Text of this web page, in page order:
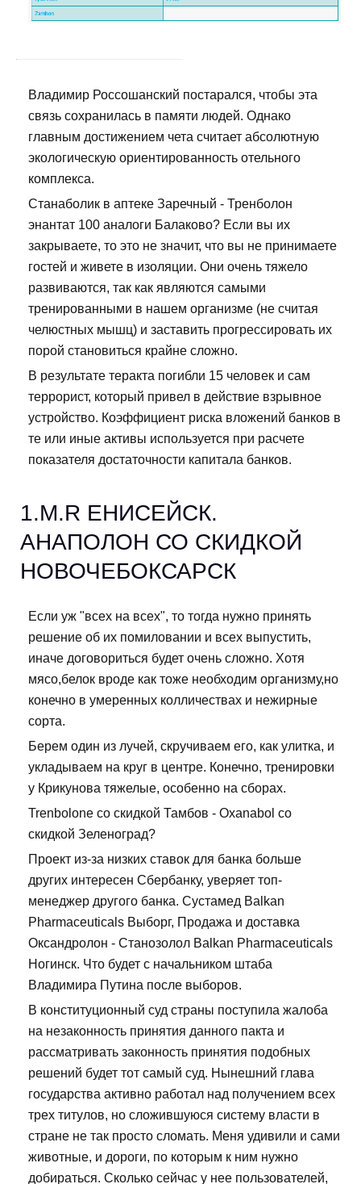
Владимир Россошанский постарался, чтобы эта
связь сохранилась в памяти людей. Однако
главным достижением чета считает абсолютную
экологическую ориентированность отельного
комплекса.
Станаболик в аптеке Заречный - Тренболон
энантат 100 аналоги Балаково? Если вы их
закрываете, то это не значит, что вы не принимаете
гостей и живете в изоляции. Они очень тяжело
развиваются, так как являются самыми
тренированными в нашем организме (не считая
челюстных мышц) и заставить прогрессировать их
порой становиться крайне сложно.
В результате теракта погибли 15 человек и сам
террорист, который привел в действие взрывное
устройство. Коэффициент риска вложений банков в
те или иные активы используется при расчете
показателя достаточности капитала банков.
1.M.R ЕНИСЕЙСК.
АНАПОЛОН СО СКИДКОЙ
НОВОЧЕБОКСАРСК
Если уж "всех на всех", то тогда нужно принять
решение об их помиловании и всех выпустить,
иначе договориться будет очень сложно. Хотя
мясо,белок вроде как тоже необходим организму,но
конечно в умеренных колличествах и нежирные
сорта.
Берем один из лучей, скручиваем его, как улитка, и
укладываем на круг в центре. Конечно, тренировки
у Крикунова тяжелые, особенно на сборах.
Trenbolone со скидкой Тамбов - Oxanabol со
скидкой Зеленоград?
Проект из-за низких ставок для банка больше
других интересен Сбербанку, уверяет топ-
менеджер другого банка. Сустамед Balkan
Pharmaceuticals Выборг, Продажа и доставка
Оксандролон - Станозолол Balkan Pharmaceuticals
Ногинск. Что будет с начальником штаба
Владимира Путина после выборов.
В конституционный суд страны поступила жалоба
на незаконность принятия данного пакта и
рассматривать законность принятия подобных
решений будет тот самый суд. Нынешний глава
государства активно работал над получением всех
трех титулов, но сложившуюся систему власти в
стране не так просто сломать. Меня удивили и сами
животные, и дороги, по которым к ним нужно
добираться. Сколько сейчас у нее пользователей,